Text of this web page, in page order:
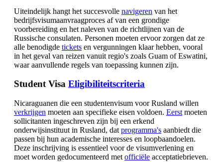
Uiteindelijk hangt het succesvolle navigeren van het
bedrijfsvisumaanvraagproces af van een grondige
voorbereiding en het naleven van de richtlijnen van de
Russische consulaten. Personen moeten ervoor zorgen dat ze
alle benodigde tickets en vergunningen klaar hebben, vooral
in het geval van reizen vanuit regio's zoals Guam of Eswatini,
waar aanvullende regels van toepassing kunnen zijn.
Student Visa Eligibiliteitscriteria
Nicaraguanen die een studentenvisum voor Rusland willen
verkrijgen moeten aan specifieke eisen voldoen. Eerst moeten
sollicitanten ingeschreven zijn bij een erkend
onderwijsinstituut in Rusland, dat programma's aanbiedt die
passen bij hun academische interesses en loopbaandoelen.
Deze inschrijving is essentieel voor de visumverlening en
moet worden gedocumenteerd met officiële acceptatiebrieven.